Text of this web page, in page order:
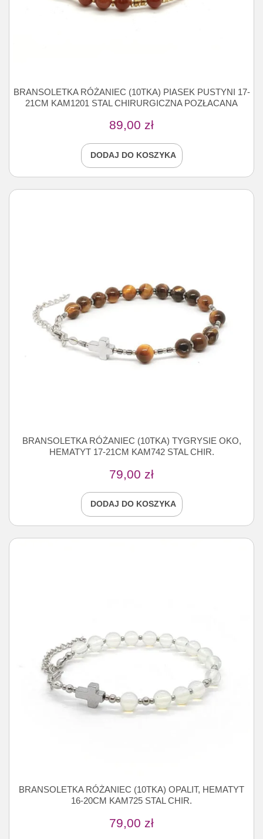
BRANSOLETKA RÓŻANIEC (10TKA) PIASEK PUSTYNI 17-
21CM KAM1201 STAL CHIRURGICZNA POZŁACANA
89,00 zł
DODAJ DO KOSZYKA
BRANSOLETKA RÓŻANIEC (10TKA) TYGRYSIE OKO,
HEMATYT 17-21CM KAM742 STAL CHIR.
79,00 zł
DODAJ DO KOSZYKA
BRANSOLETKA RÓŻANIEC (10TKA) OPALIT, HEMATYT
16-20CM KAM725 STAL CHIR.
79,00 zł